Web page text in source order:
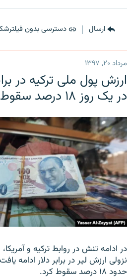
ارسال دسترسی بدون
مرداد ۲۰, ۱۳۹۷
ارزش پول ملی ترکیه در
در یک روز ۱۸ درصد سقوط کرد
در ادامه تنش در روابط ترکیه و
نزولی ارزش لیر در برابر دلار ادامه
حدود ۱۸ درصد سقوط کرد.